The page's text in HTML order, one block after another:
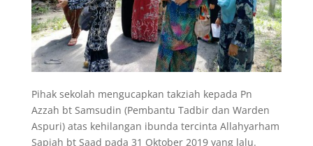
Pihak sekolah mengucapkan takziah kepada Pn
Azzah bt Samsudin (Pembantu Tadbir dan Warden
Aspuri) atas kehilangan ibunda tercinta Allahyarham
Sapiah bt Saad pada 31 Oktober 2019 yang lalu.